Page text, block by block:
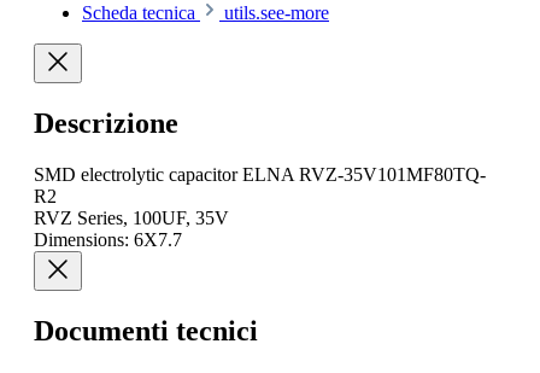
Scheda tecnica
utils.see-more
Descrizione
SMD electrolytic capacitor ELNA RVZ-35V101MF80TQ-
R2
RVZ Series, 100UF, 35V
Dimensions: 6X7.7
Documenti tecnici